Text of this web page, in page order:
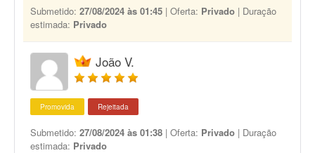
Submetido: 27/08/2024 às 01:45 | Oferta: Privado | Duração
estimada: Privado
João V.
Promovida Rejeitada
Submetido: 27/08/2024 às 01:38 | Oferta: Privado | Duração
estimada: Privado